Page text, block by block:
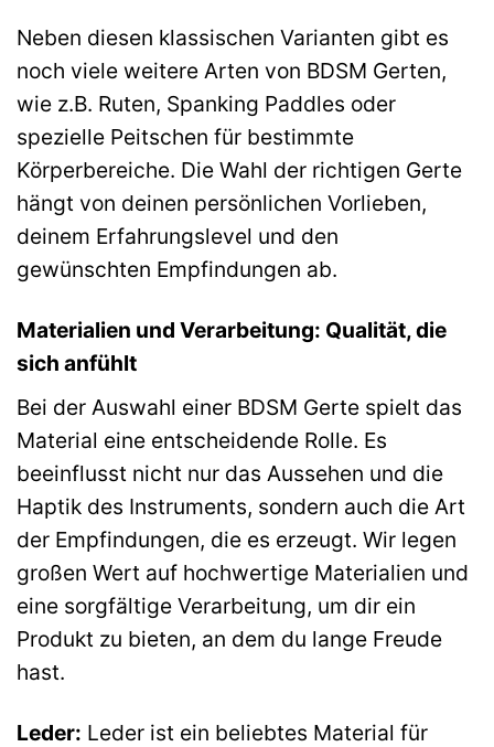
Neben diesen klassischen Varianten gibt es
noch viele weitere Arten von BDSM Gerten,
wie z.B. Ruten, Spanking Paddles oder
spezielle Peitschen für bestimmte
Körperbereiche. Die Wahl der richtigen Gerte
hängt von deinen persönlichen Vorlieben,
deinem Erfahrungslevel und den
gewünschten Empfindungen ab.
Materialien und Verarbeitung: Qualität, die
sich anfühlt
Bei der Auswahl einer BDSM Gerte spielt das
Material eine entscheidende Rolle. Es
beeinflusst nicht nur das Aussehen und die
Haptik des Instruments, sondern auch die Art
der Empfindungen, die es erzeugt. Wir legen
großen Wert auf hochwertige Materialien und
eine sorgfältige Verarbeitung, um dir ein
Produkt zu bieten, an dem du lange Freude
hast.
Leder: Leder ist ein beliebtes Material für